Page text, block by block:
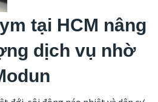
tại HCM nâng
dịch vụ nhờ